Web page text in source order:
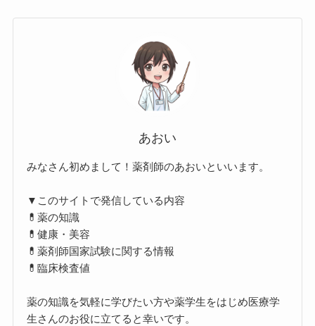
あおい
みなさん初めまして！薬剤師のあおいといいます。
▼このサイトで発信している内容
💊薬の知識
💊健康・美容
💊薬剤師国家試験に関する情報
💊臨床検査値
薬の知識を気軽に学びたい方や薬学生をはじめ医療学
生さんのお役に立てると幸いです。